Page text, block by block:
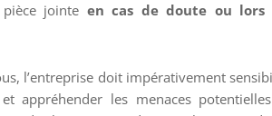
jointe en cas de doute ou lors
l’entreprise doit impérativement
appréhender les menaces